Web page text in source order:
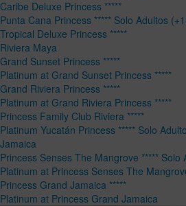
Caribe Deluxe Princess *****
Punta Cana Princess ***** Solo Adultos
Tropical Deluxe Princess *****
Riviera Maya
Grand Sunset Princess *****
Platinum at Grand Sunset Princess *****
Grand Riviera Princess *****
Platinum at Grand Riviera Princess *****
Princess Family Club Riviera *****
Platinum Yucatán Princess ***** Solo
Jamaica
Princess Senses The Mangrove ***** Solo
Platinum at Princess Senses The
Princess Grand Jamaica *****
Platinum at Princess Grand Jamaica